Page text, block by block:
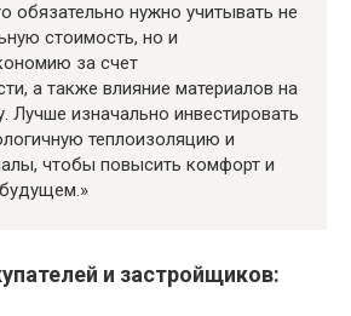
обязательно нужно учитывать не
стоимость, но и
за счет
а также влияние материалов на
изначально инвестировать
теплоизоляцию и
чтобы повысить комфорт и
и застройщиков: